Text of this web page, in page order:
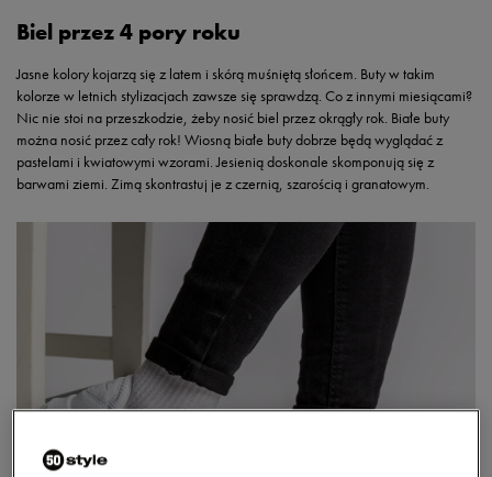
Biel przez 4 pory roku
Jasne kolory kojarzą się z latem i skórą muśniętą słońcem. Buty w takim
kolorze w letnich stylizacjach zawsze się sprawdzą. Co z innymi miesiącami?
Nic nie stoi na przeszkodzie, żeby nosić biel przez okrągły rok. Białe buty
można nosić przez cały rok! Wiosną białe buty dobrze będą wyglądać z
pastelami i kwiatowymi wzorami. Jesienią doskonale skomponują się z
barwami ziemi. Zimą skontrastuj je z czernią, szarością i granatowym.